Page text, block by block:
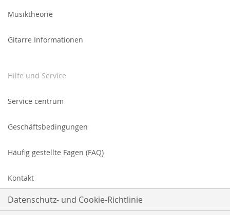
für
an:
Musiktheorie
Gitarre Informationen
Hilfe und Service
Service centrum
Geschäftsbedingungen
Häufig gestellte Fagen (FAQ)
Kontakt
Datenschutz- und Cookie-Richtlinie